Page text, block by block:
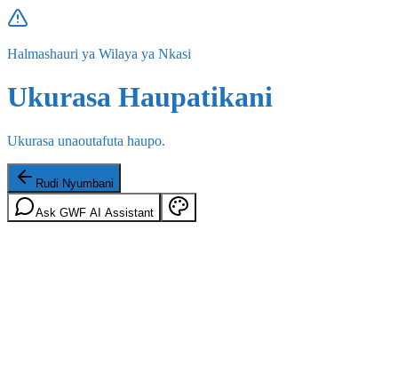
Halmashauri ya Wilaya ya Nkasi
Ukurasa Haupatikani
Ukurasa unaoutafuta haupo.
Rudi Nyumbani
Ask GWF AI Assistant